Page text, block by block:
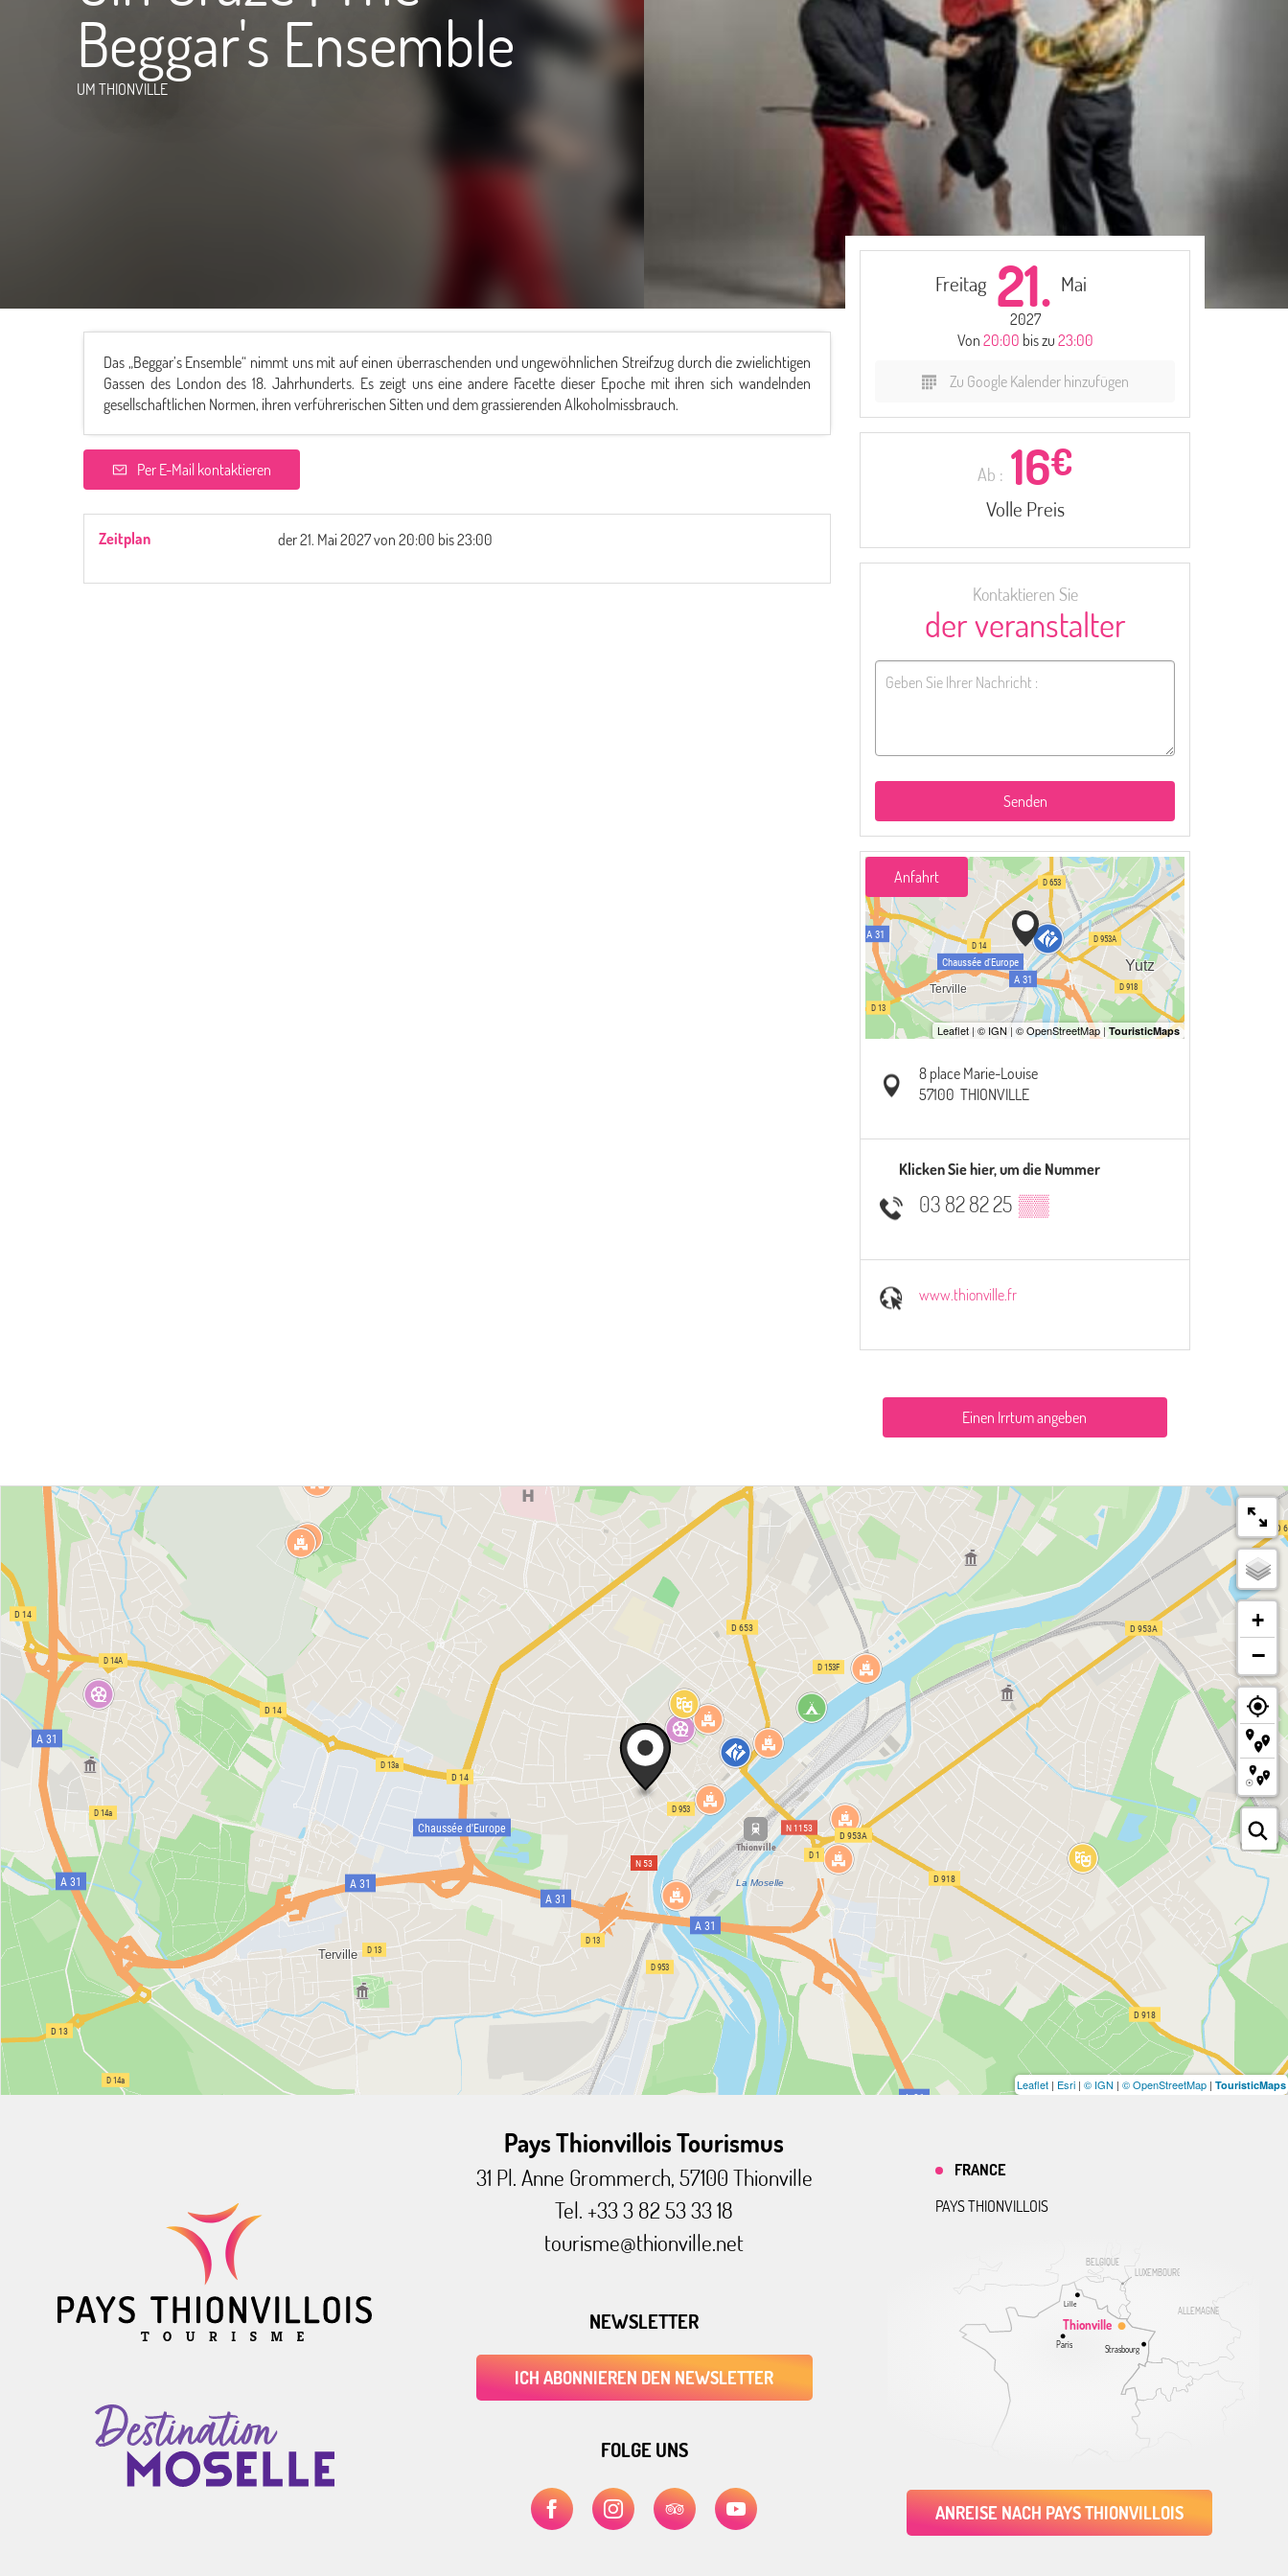
Beggar's Ensemble
UM THIONVILLE
Das „Beggar’s Ensemble“ nimmt uns mit auf einen überraschenden und ungewöhnlichen Streifzug durch die zwielichtigen
Gassen des London des 18. Jahrhunderts. Es zeigt uns eine andere Facette dieser Epoche mit ihren sich wandelnden
gesellschaftlichen Normen, ihren verführerischen Sitten und dem grassierenden Alkoholmissbrauch.
Per E-Mail kontaktieren
Zeitplan der21. Mai 2027von 20:00 bis 23:00
Freitag 21. Mai
2027
Von 20:00 bis zu 23:00
Zu Google Kalender hinzufügen
Ab : 16€
Volle Preis
Kontaktieren Sie
der veranstalter
Senden
Anfahrt
8 place Marie-Louise
57100 THIONVILLE
Klicken Sie hier, um die Nummer
03 82 82 25 ▒▒
www.thionville.fr
Einen Irrtum angeben
+
−
Leaflet | Esri | © IGN | © OpenStreetMap | TouristicMaps
Pays Thionvillois Tourismus
31 Pl. Anne Grommerch, 57100 Thionville
Tel. +33 3 82 53 33 18
tourisme@thionville.net
NEWSLETTER
ICH ABONNIEREN DEN NEWSLETTER
FOLGE UNS
ALLEMAGNE
BELGIQUE
LUXEMBOURG
Thionville
Lille
Paris Strasbourg
FRANCE
PAYS THIONVILLOIS
ANREISE NACH PAYS THIONVILLOIS